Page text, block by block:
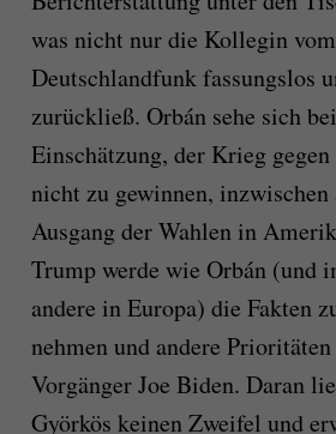
was nicht nur die Kollegin vom
Deutschlandfunk fassungslos
zurückließ. Orbán sehe sich
Einschätzung, der Krieg gegen
nicht zu gewinnen, inzwischen
Ausgang der Wahlen in
Trump werde wie Orbán (und
andere in Europa) die Fakten
nehmen und andere
Vorgänger Joe Biden. Daran
Györkös keinen Zweifel und